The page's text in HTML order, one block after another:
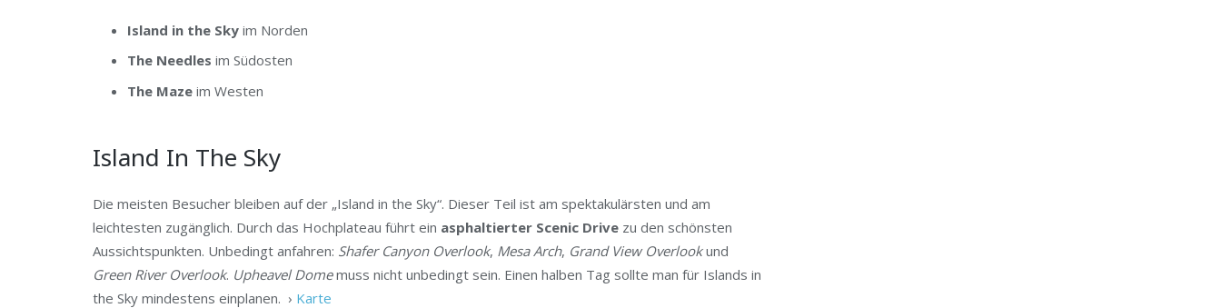
Island in the Skyim Norden
The Needles im Südosten
The Mazeim Westen
Island In The Sky
Die meisten Besucher bleiben auf der „Island in the Sky“. Dieser Teil ist am spektakulärsten und am
leichtesten zugänglich. Durch das Hochplateau führt ein asphaltierter Scenic Drive zu den schönsten
Aussichtspunkten. Unbedingt anfahren: Shafer Canyon Overlook, Mesa Arch, Grand View Overlookund
Green River Overlook. Upheavel Domemuss nicht unbedingt sein. Einen halben Tag sollte man für Islands in
the Sky mindestens einplanen. › Karte